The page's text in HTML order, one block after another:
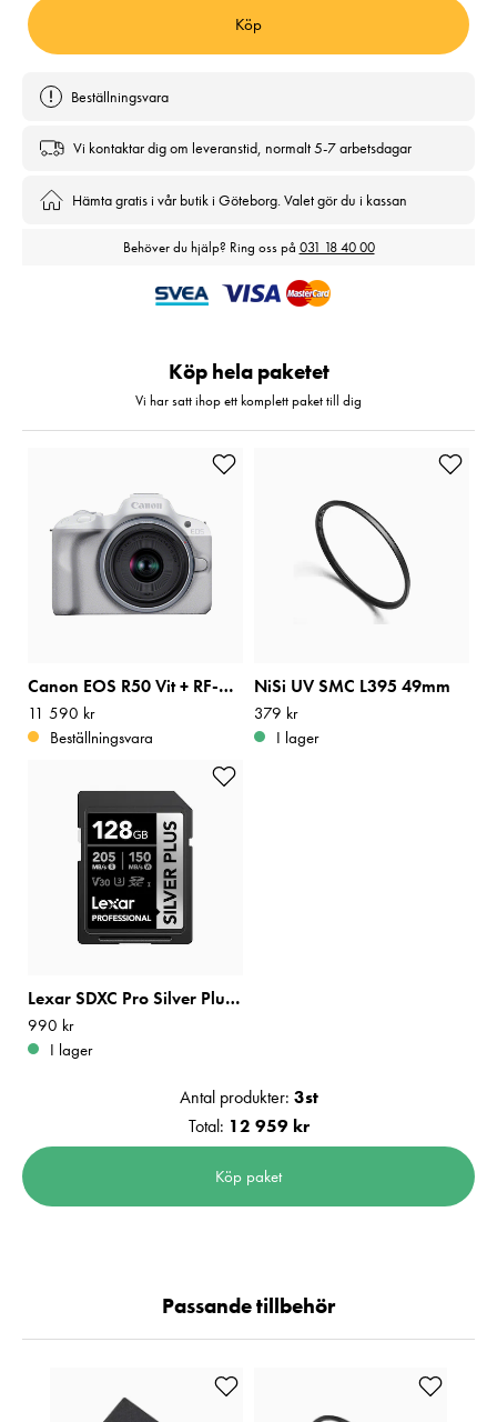
Köp
Beställningsvara
Vi kontaktar dig om leveranstid, normalt 5-7 arbetsdagar
Hämta gratis i vår butik i Göteborg. Valet gör du i kassan
Behöver du hjälp? Ring oss på 031 18 40 00
Köp hela paketet
Vi har satt ihop ett komplett paket till dig
Canon EOS R50 Vit + RF-S 18-45mm f/4,5-6,3 IS STM
Pris :11 590 kr
11 590 kr
Beställningsvara
NiSi UV SMC L395 49mm
Pris: 379 kr
379 kr
I lager
Lexar SDXC Pro Silver Plus 1066x UHS-I U3 V30 R205/W150 128GB
Pris: 990 kr
990 kr
I lager
Antal produkter: 3st
Total: 12 959 kr
Köp paket
Passande tillbehör